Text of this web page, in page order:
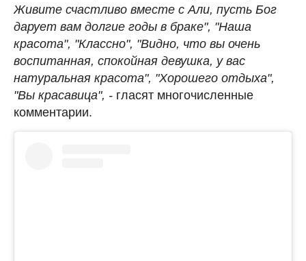
Живите счастливо вместе с Али, пусть Бог
дарует вам долгие годы в браке", "Наша
красота", "Классно", "Видно, что вы очень
воспитанная, спокойная девушка, у вас
натуральная красота", "Хорошего отдыха",
"Вы красавица", - гласят многочисленные
комментарии.